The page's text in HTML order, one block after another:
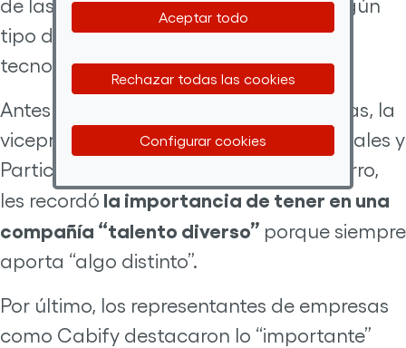
Aceptar todo
Rechazar todas las cookies
Configurar cookies
de las vacantes laborales requieren algún
tipo de habilidad relacionada con las
tecnologías”.
Antes de la intervención de las empresas, la
vicepresidenta cuarta de Servicios Sociales y
Participación de ONCE, Carmen Navarro,
les recordó la importancia de tener en una
compañía “talento diverso” porque siempre
aporta “algo distinto”.
Por último, los representantes de empresas
como Cabify destacaron lo “importante”